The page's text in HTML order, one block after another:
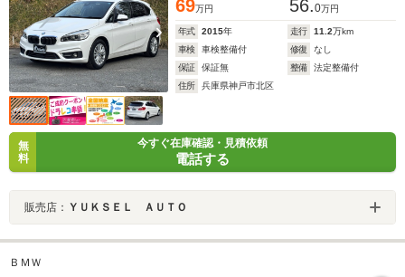
69万円 56.0万円
年式 2015年 走行 11.2万km
車検
車検整備付 修復
なし
保証
保証無 整備
法定整備付
住所
兵庫県神戸市北区
無
料
今すぐ在庫確認・見積依頼
電話する
販売店： ＹＵＫＳＥＬ ＡＵＴＯ
ＢＭＷ